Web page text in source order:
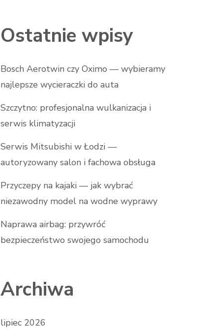
Ostatnie wpisy
Bosch Aerotwin czy Oximo — wybieramy
najlepsze wycieraczki do auta
Szczytno: profesjonalna wulkanizacja i
serwis klimatyzacji
Serwis Mitsubishi w Łodzi —
autoryzowany salon i fachowa obsługa
Przyczepy na kajaki — jak wybrać
niezawodny model na wodne wyprawy
Naprawa airbag: przywróć
bezpieczeństwo swojego samochodu
Archiwa
lipiec 2026